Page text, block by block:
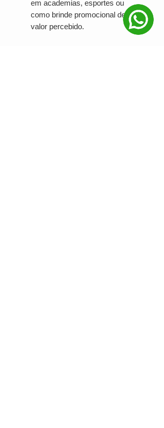
em academias, esportes ou
como brinde promocional de alto
valor percebido.